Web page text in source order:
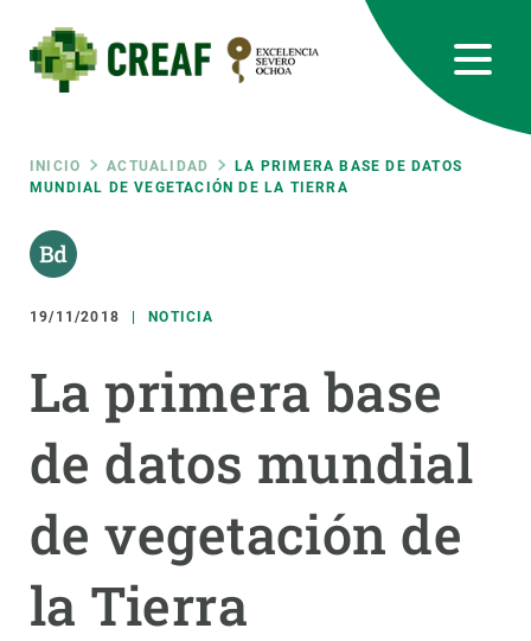
contenido
principal
Ruta
de
navegación
INICIO ACTUALIDAD
LA PRIMERA BASE DE DATOS
MUNDIAL DE VEGETACIÓN DE LA TIERRA
19/11/2018 NOTICIA
La primera base
de datos mundial
de vegetación de
la Tierra
RRSS
Featured
responsive
INTRANET
Responsive
menu
INVESTIGACIÓN
CIENCIA EN ACCIÓN
ÚNETE A NOSOTROS
PARTICIPA